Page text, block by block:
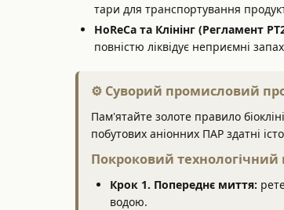
тари для транспортування
HoReCa та Клінінг (Регламент
повністю ліквідує неприємні
⚙️ Суворий промисловий
Пам'ятайте золоте правило
побутових аніонних ПАР здатні
Покроковий технологічний
Крок 1. Попереднє миття:
водою.